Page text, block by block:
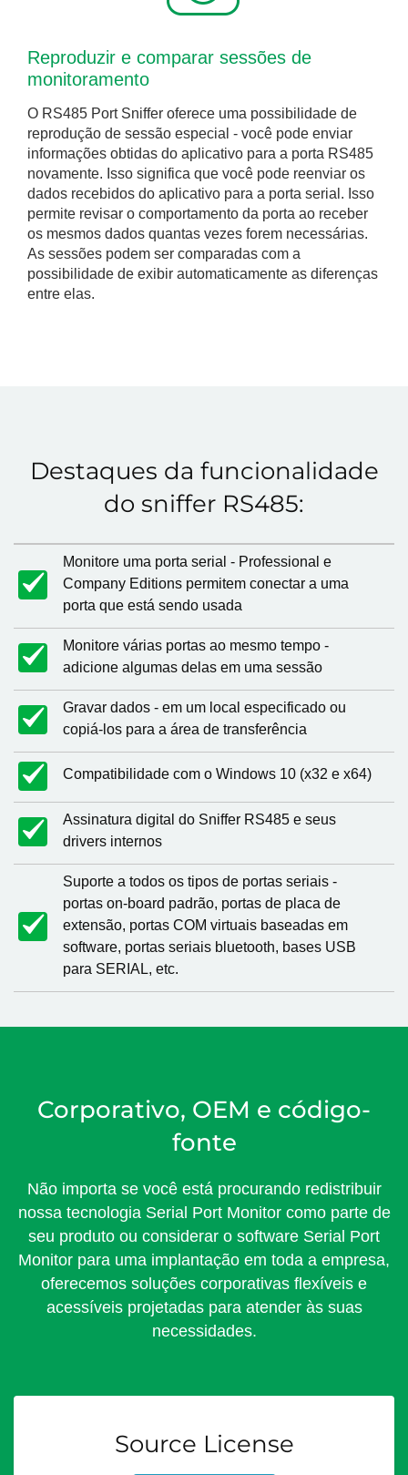
Reproduzir e comparar sessões de
monitoramento
O RS485 Port Sniffer oferece uma possibilidade de
reprodução de sessão especial - você pode enviar
informações obtidas do aplicativo para a porta RS485
novamente. Isso significa que você pode reenviar os
dados recebidos do aplicativo para a porta serial. Isso
permite revisar o comportamento da porta ao receber
os mesmos dados quantas vezes forem necessárias.
As sessões podem ser comparadas com a
possibilidade de exibir automaticamente as diferenças
entre elas.
Destaques da funcionalidade
do sniffer RS485:
Monitore uma porta serial - Professional e
Company Editions permitem conectar a uma
porta que está sendo usada
Monitore várias portas ao mesmo tempo -
adicione algumas delas em uma sessão
Gravar dados - em um local especificado ou
copiá-los para a área de transferência
Compatibilidade com o Windows 10 (x32 e x64)
Assinatura digital do Sniffer RS485 e seus
drivers internos
Suporte a todos os tipos de portas seriais -
portas on-board padrão, portas de placa de
extensão, portas COM virtuais baseadas em
software, portas seriais bluetooth, bases USB
para SERIAL, etc.
Corporativo, OEM e código-
fonte
Não importa se você está procurando redistribuir
nossa tecnologia Serial Port Monitor como parte de
seu produto ou considerar o software Serial Port
Monitor para uma implantação em toda a empresa,
oferecemos soluções corporativas flexíveis e
acessíveis projetadas para atender às suas
necessidades.
Source License